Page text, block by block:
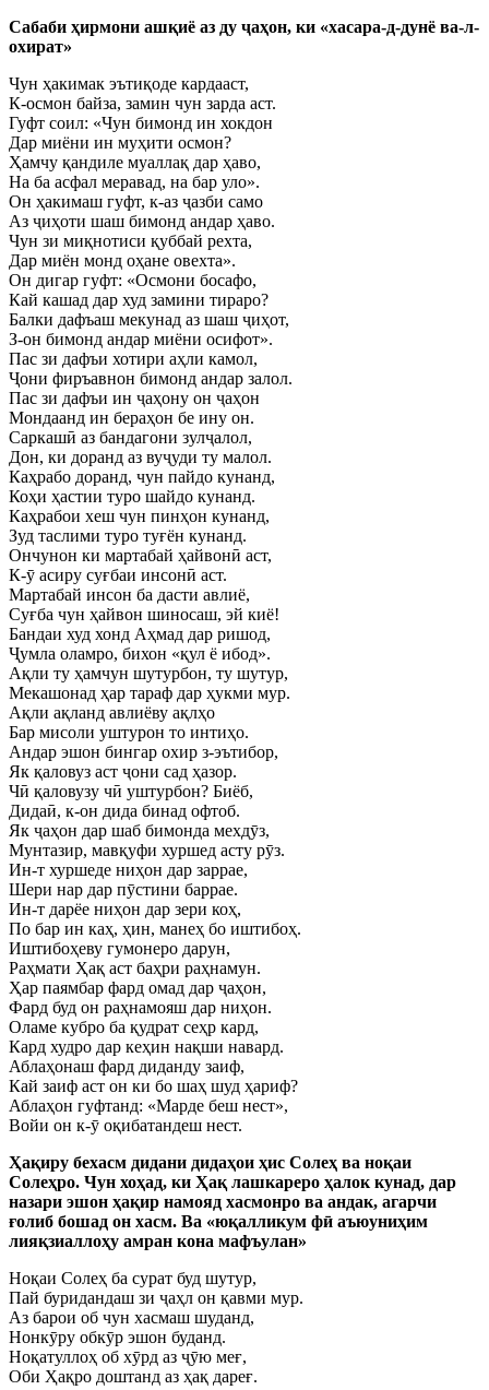
Сабаби ҳирмони ашқиё аз ду ҷаҳон, ки «хасара-д-дунё ва-л-
охират»
Чун ҳакимак эътиқоде кардааст,
К-осмон байза, замин чун зарда аст.
Гуфт соил: «Чун бимонд ин хокдон
Дар миёни ин муҳити осмон?
Ҳамчу қандиле муаллақ дар ҳаво,
На ба асфал меравад, на бар уло».
Он ҳакимаш гуфт, к-аз ҷазби само
Аз ҷиҳоти шаш бимонд андар ҳаво.
Чун зи миқнотиси қуббай рехта,
Дар миён монд оҳане овехта».
Он дигар гуфт: «Осмони босафо,
Кай кашад дар худ замини тираро?
Балки дафъаш мекунад аз шаш ҷиҳот,
З-он бимонд андар миёни осифот».
Пас зи дафъи хотири аҳли камол,
Ҷони фиръавнон бимонд андар залол.
Пас зи дафъи ин ҷаҳону он ҷаҳон
Мондаанд ин бераҳон бе ину он.
Саркашӣ аз бандагони зулҷалол,
Дон, ки доранд аз вуҷуди ту малол.
Каҳрабо доранд, чун пайдо кунанд,
Коҳи ҳастии туро шайдо кунанд.
Каҳрабои хеш чун пинҳон кунанд,
Зуд таслими туро туғён кунанд.
Ончунон ки мартабай ҳайвонӣ аст,
К-ӯ асиру суғбаи инсонӣ аст.
Мартабай инсон ба дасти авлиё,
Суғба чун ҳайвон шиносаш, эй киё!
Бандаи худ хонд Аҳмад дар ришод,
Ҷумла оламро, бихон «қул ё ибод».
Ақли ту ҳамчун шутурбон, ту шутур,
Мекашонад ҳар тараф дар ҳукми мур.
Ақли ақланд авлиёву ақлҳо
Бар мисоли уштурон то интиҳо.
Андар эшон бингар охир з-эътибор,
Як қаловуз аст ҷони сад ҳазор.
Чӣ қаловузу чӣ уштурбон? Биёб,
Дидаӣ, к-он дида бинад офтоб.
Як ҷаҳон дар шаб бимонда мехдӯз,
Мунтазир, мавқуфи хуршед асту рӯз.
Ин-т хуршеде ниҳон дар заррае,
Шери нар дар пӯстини баррае.
Ин-т дарёе ниҳон дар зери коҳ,
По бар ин каҳ, ҳин, манеҳ бо иштибоҳ.
Иштибоҳеву гумонеро дарун,
Раҳмати Ҳақ аст баҳри раҳнамун.
Ҳар паямбар фард омад дар ҷаҳон,
Фард буд он раҳнамояш дар ниҳон.
Оламе кубро ба қудрат сеҳр кард,
Кард худро дар кеҳин нақши навард.
Аблаҳонаш фард диданду заиф,
Кай заиф аст он ки бо шаҳ шуд ҳариф?
Аблаҳон гуфтанд: «Марде беш нест»,
Войи он к-ӯ оқибатандеш нест.
Ҳақиру бехасм дидани дидаҳои ҳис Солеҳ ва ноқаи
Солеҳро. Чун хоҳад, ки Ҳақ лашкареро ҳалок кунад, дар
назари эшон ҳақир намояд хасмонро ва андак, агарчи
ғолиб бошад он хасм. Ва «юқалликум фӣ аъюуниҳим
лияқзиаллоҳу амран кона мафъулан»
Ноқаи Солеҳ ба сурат буд шутур,
Пай буридандаш зи ҷаҳл он қавми мур.
Аз барои об чун хасмаш шуданд,
Нонкӯру обкӯр эшон буданд.
Ноқатуллоҳ об хӯрд аз ҷӯю меғ,
Оби Ҳақро доштанд аз ҳақ дареғ.